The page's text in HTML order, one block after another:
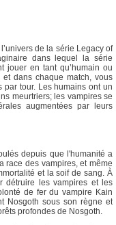
de la série Legacy of
dans lequel la série
jouer en tant qu’humain ou
dans chaque match, vous
tour. Les humains ont un
meurtriers; les vampires se
augmentées par leurs
depuis que l'humanité a
race des vampires, et même
et la soif de sang. À
détruire les vampires et les
de fer du vampire Kain
Nosgoth sous son règne et
profondes de Nosgoth.